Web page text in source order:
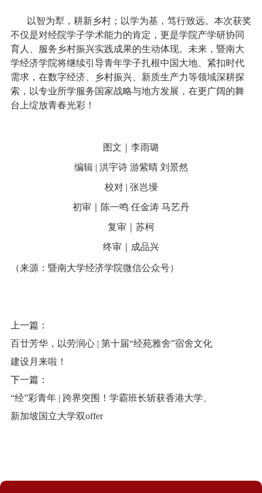
以智为犁，耕新乡村；以学为基，笃行致远。本次获奖
不仅是对经院学子学术能力的肯定，更是学院产学研协同
育人、服务乡村振兴实践成果的生动体现。未来，暨南大
学经济学院将继续引导青年学子扎根中国大地、紧扣时代
需求，在数字经济、乡村振兴、新质生产力等领域深耕探
索，以专业所学服务国家战略与地方发展，在更广阔的舞
台上绽放青春光彩！
图文｜李雨璐
编辑 | 洪宇诗 游紫晴 刘景然
校对 | 张岂墁
初审｜陈一鸣 任金涛 马艺丹
复审｜苏柯
终审｜成品兴
（来源：暨南大学经济学院微信公众号）
上一篇：
百廿芳华，以劳润心 | 第十届“经苑雅舍”宿舍文化
建设月来啦！
下一篇：
“经”彩青年 | 跨界突围！学霸班长斩获香港大学、
新加坡国立大学双offer